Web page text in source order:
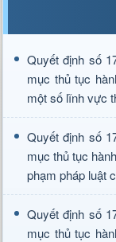
Quyết định số
mục thủ tục
một số lĩnh vực
Quyết định số
mục thủ tục
phạm pháp luật
Quyết định số
mục thủ tục